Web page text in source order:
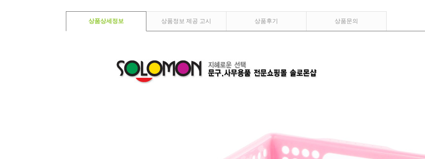
상품상세정보 상품정보 제공 고시 상품후기 상품문의